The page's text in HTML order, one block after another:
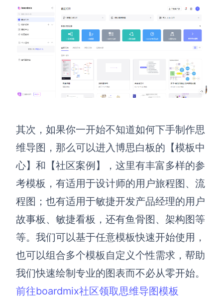
查看所有场景
创意与绘图
AI生成思维导图
AI生成流程图
AI生成组织结构图
战略与流程设计
AI生成商业画布
AI生成SWOT分析
AI生成PEST分析
AI生成5Why分析
其次，如果你一开始不知道如何下手制作思
维导图，那么可以进入博思白板的【模板中
心】和【社区案例】，这里有丰富多样的参
考模板，有适用于设计师的用户旅程图、流
程图；也有适用于敏捷开发产品经理的用户
故事板、敏捷看板，还有鱼骨图、架构图等
等。我们可以基于任意模板快速开始使用，
也可以组合多个模板自定义个性需求，帮助
我们快速绘制专业的图表而不必从零开始。
前往boardmix社区领取思维导图模板